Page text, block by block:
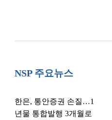
NSP 주요뉴스
한은, 통안증권 손질…1
년물 통합발행 3개월로